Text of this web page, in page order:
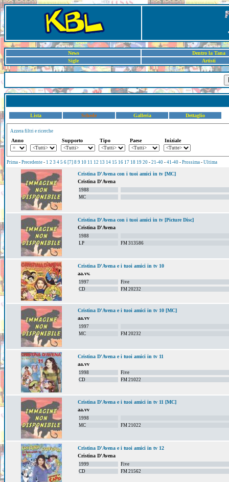
News Dentro la Tana
Sigle
Artisti
Lista Schede Galleria Dettaglio
Azzera filtri e ricerche
Anno Supporto Tipo Paese Iniziale
Prima - Precedente - 1 2 3 4 5 6 [7] 8 9 10 11 12 13 14 15 16 17 18 19 20 - 21-40 - 41-40 - Prossima - Ultima
Cristina D'Avena con i tuoi amici in tv [MC]
Cristina D'Avena
1988
MC
Cristina D'Avena con i tuoi amici in tv [Picture Disc]
Cristina D'Avena
1988
LP
FM 313586
Cristina D'Avena e i tuoi amici in tv 10
aa.vv.
1997
Five
CD
FM 20232
Cristina D'Avena e i tuoi amici in tv 10 [MC]
aa.vv
1997
MC
FM 20232
Cristina D'Avena e i tuoi amici in tv 11
aa.vv
1998
Five
CD
FM 21022
Cristina D'Avena e i tuoi amici in tv 11 [MC]
aa.vv
1998
MC
FM 21022
Cristina D'Avena e i tuoi amici in tv 12
Cristina D'Avena
1999
Five
CD
FM 21562